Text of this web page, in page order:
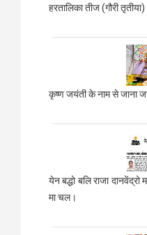
हरतालिका तीज (गौरी
कृष्ण जयंती के नाम से जाना
येन बद्धो बलि राजा दानवेंद्रो
मा चल।